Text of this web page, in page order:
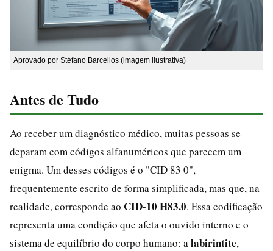
Aprovado por Stéfano Barcellos (imagem ilustrativa)
Antes de Tudo
Ao receber um diagnóstico médico, muitas pessoas se
deparam com códigos alfanuméricos que parecem um
enigma. Um desses códigos é o "CID 83 0",
frequentemente escrito de forma simplificada, mas que, na
realidade, corresponde ao CID-10 H83.0. Essa codificação
representa uma condição que afeta o ouvido interno e o
sistema de equilíbrio do corpo humano: a labirintite,